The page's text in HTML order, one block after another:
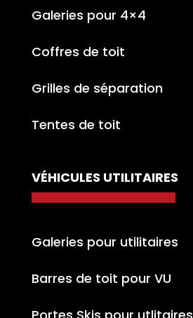
Galeries pour 4×4
Coffres de toit
Grilles de séparation
Tentes de toit
VÉHICULES UTILITAIRES
Galeries pour utilitaires
Barres de toit pour VU